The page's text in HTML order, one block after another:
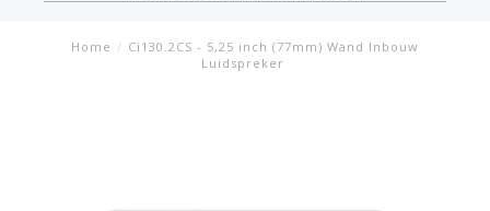
Home / Ci130.2CS - 5,25 inch (77mm) Wand Inbouw
Luidspreker